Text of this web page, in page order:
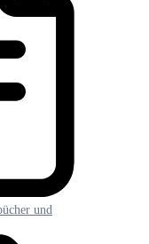
und